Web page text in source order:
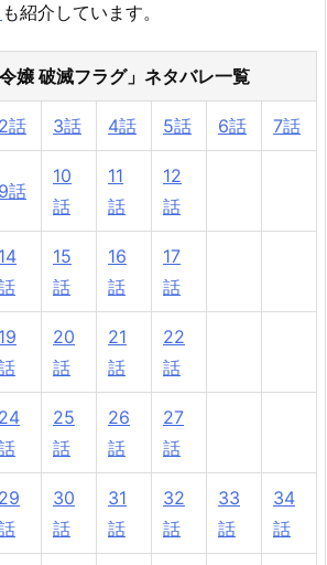
も紹介しています。
嬢 破滅フラグ」ネタバレ一覧
2話 3話 4話 5話 6話 7話
9話
10
話
11
話
12
話
14
15
話
16
話
17
話
19
20
話
21
話
22
話
24
25
話
26
話
27
話
29
30
話
31
話
32
話
33
話
34
話